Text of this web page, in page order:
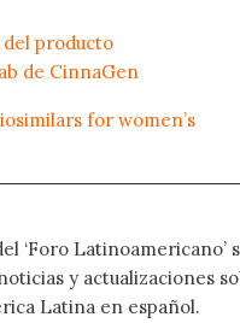
del producto
de CinnaGen
for women’s
‘Foro
y actualizaciones
Latina en español.